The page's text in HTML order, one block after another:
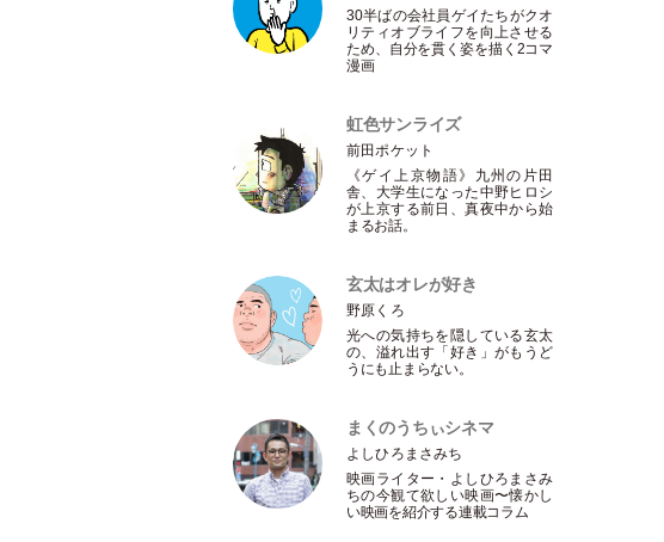
30半ばの会社員ゲイたちがクオ
リティオブライフを向上させる
ため、自分を貫く姿を描く2コマ
漫画
虹色サンライズ
前田ポケット
《ゲイ上京物語》九州の片田
舎、大学生になった中野ヒロシ
が上京する前日、真夜中から始
まるお話。
玄太はオレが好き
野原くろ
光への気持ちを隠している玄太
の、溢れ出す 「好き 」がもうど
うにも止まらない。
まくのうちぃシネマ
よしひろまさみち
映画ライター ・ よしひろまさみ
ちの今観て欲しい映画〜懐かし
い映画を紹介する連載コラム